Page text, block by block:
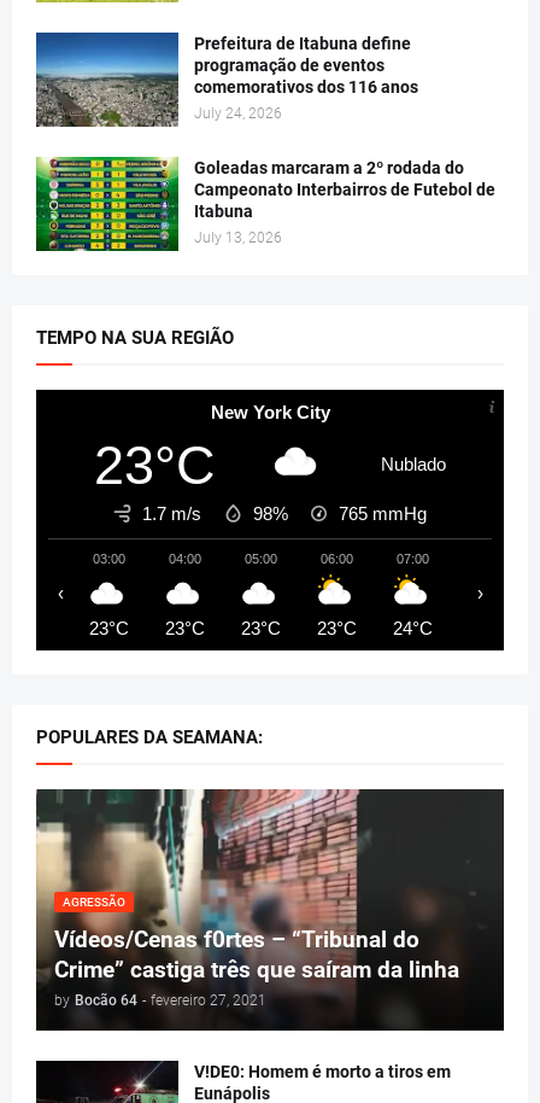
Prefeitura de Itabuna define
programação de eventos
comemorativos dos 116 anos
July 24, 2026
Goleadas marcaram a 2º rodada do
Campeonato Interbairros de Futebol de
Itabuna
July 13, 2026
TEMPO NA SUA REGIÃO
New York City
23°C Nublado
1.7 m/s 98% 765 mmHg
03:00
23°C
04:00
23°C
05:00
23°C
06:00
23°C
07:00
24°C
‹ ›
POPULARES DA SEAMANA:
AGRESSÃO
Vídeos/Cenas f0rtes – “Tribunal do
Crime” castiga três que saíram da linha
by Bocão 64 - fevereiro 27, 2021
V!DE0: Homem é morto a tiros em
Eunápolis